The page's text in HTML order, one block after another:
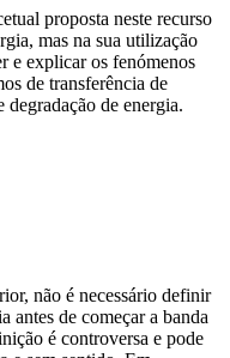
proposta neste recurso
mas na sua utilização
e explicar os fenómenos
de transferência de
degradação de energia.
não é necessário definir
antes de começar a banda
é controversa e pode